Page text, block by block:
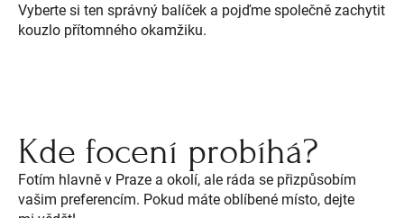
Vyberte si ten správný balíček a pojďme společně zachytit
kouzlo přítomného okamžiku.
Kde focení probíhá?
Fotím hlavně v Praze a okolí, ale ráda se přizpůsobím
vašim preferencím. Pokud máte oblíbené místo, dejte